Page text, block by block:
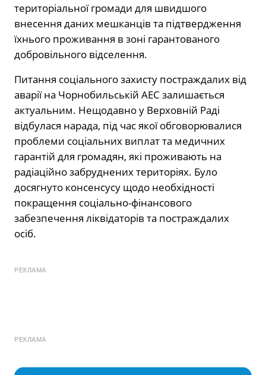
територіальної громади для швидшого
внесення даних мешканців та підтвердження
їхнього проживання в зоні гарантованого
добровільного відселення.
Питання соціального захисту постраждалих від
аварії на Чорнобильській АЕС залишається
актуальним. Нещодавно у Верховній Раді
відбулася нарада, під час якої обговорювалися
проблеми соціальних виплат та медичних
гарантій для громадян, які проживають на
радіаційно забруднених територіях. Було
досягнуто консенсусу щодо необхідності
покращення соціально-фінансового
забезпечення ліквідаторів та постраждалих
осіб.
РЕКЛАМА
РЕКЛАМА